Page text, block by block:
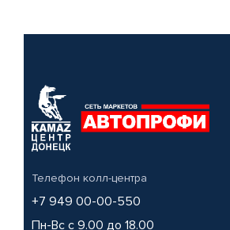
Телефон колл-центра
+7 949 00-00-550
Пн-Вс с 9.00 до 18.00